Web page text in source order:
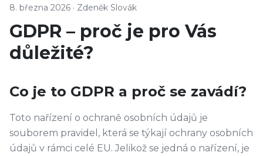
8. března 2026 · Zdeněk Slovák
GDPR – proč je pro Vás
důležité?
Co je to GDPR a proč se zavádí?
Toto nařízení o ochraně osobních údajů je
souborem pravidel, která se týkají ochrany osobních
údajů v rámci celé EU. Jelikož se jedná o nařízení, je